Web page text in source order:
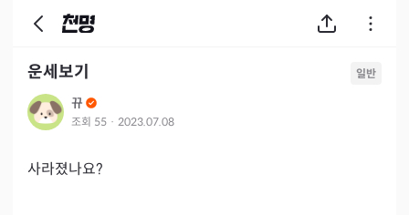
운세보기 일반
뀨
조회 55 · 2023.07.08
사라졌나요?